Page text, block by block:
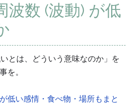
波数 (波動) が低
とは、どういう意味なのか」を
を。
低い感情・食べ物・場所もまと